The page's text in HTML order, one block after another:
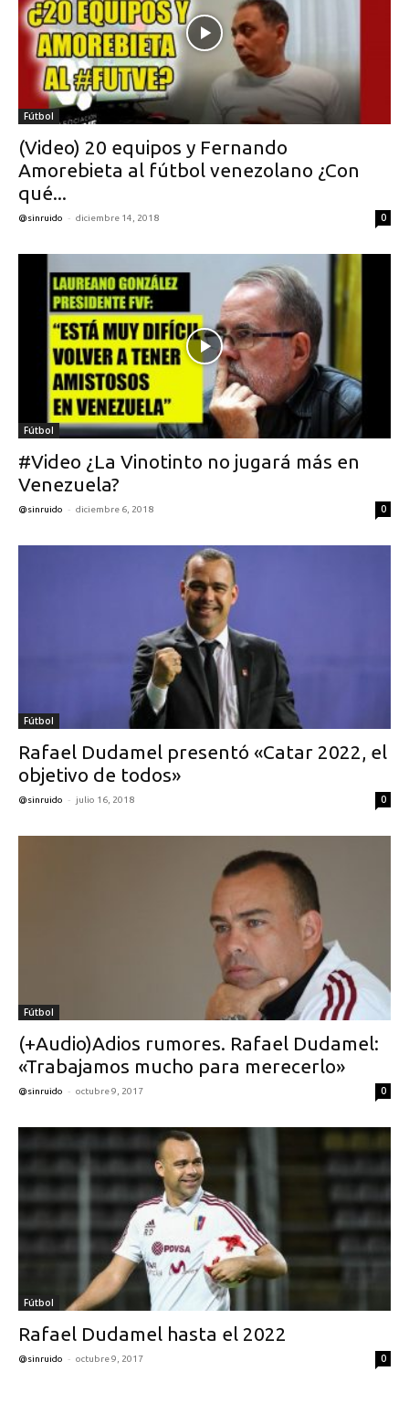
Fútbol
(Video) 20 equipos y Fernando
Amorebieta al fútbol venezolano ¿Con
qué...
@sinruido - diciembre 14, 2018 0
Fútbol
#Video ¿La Vinotinto no jugará más en
Venezuela?
@sinruido - diciembre 6, 2018 0
Fútbol
Rafael Dudamel presentó «Catar 2022, el
objetivo de todos»
@sinruido - julio 16, 2018 0
Fútbol
(+Audio)Adios rumores. Rafael Dudamel:
«Trabajamos mucho para merecerlo»
@sinruido - octubre 9, 2017 0
Fútbol
Rafael Dudamel hasta el 2022
@sinruido - octubre 9, 2017 0